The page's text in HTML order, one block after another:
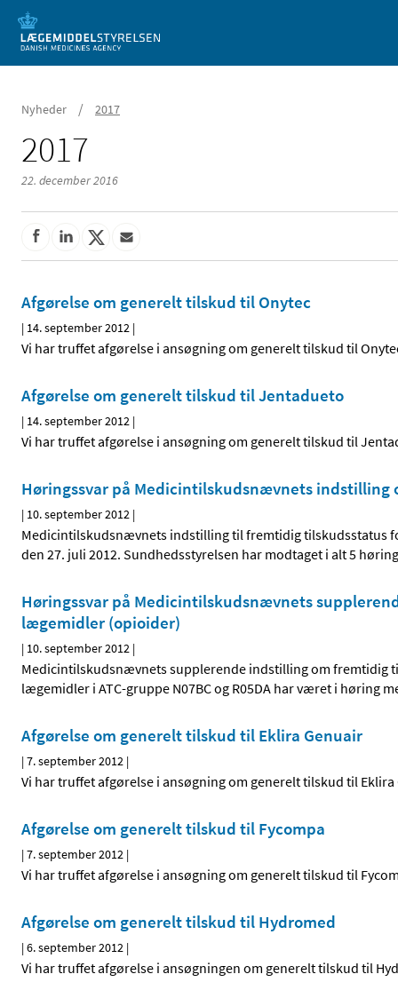
Mobil visning
Nyheder / 2017
2017
22. december 2016
Afgørelse om generelt tilskud til Onytec
| 14. september 2012 |
Vi har truffet afgørelse i ansøgning om generelt tilskud til
Afgørelse om generelt tilskud til Jentadueto
| 14. september 2012 |
Vi har truffet afgørelse i ansøgning om generelt tilskud til
Høringssvar på Medicintilskudsnævnets
| 10. september 2012 |
Medicintilskudsnævnets indstilling til fremtidig tilskudsstatus
den 27. juli 2012. Sundhedsstyrelsen har modtaget i alt 5
Høringssvar på Medicintilskudsnævnets
lægemidler (opioider)
| 10. september 2012 |
Medicintilskudsnævnets supplerende indstilling om fremtidig
lægemidler i ATC-gruppe N07BC og R05DA har været i høring
Afgørelse om generelt tilskud til Eklira Genuair
|7. september 2012 |
Vi har truffet afgørelse i ansøgning om generelt tilskud til
Afgørelse om generelt tilskud til Fycompa
|7. september 2012 |
Vi har truffet afgørelse i ansøgning om generelt tilskud til
Afgørelse om generelt tilskud til Hydromed
|6. september 2012 |
Vi har truffet afgørelse i ansøgningen om generelt tilskud til